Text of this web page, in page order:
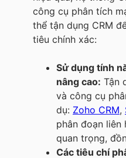
công cụ phân tích
thể tận dụng CRM
tiêu chính xác:
Sử dụng tính
nâng cao: Tận
và công cụ
dụ: Zoho CRM,
phân đoạn
quan trọng,
Các tiêu chí